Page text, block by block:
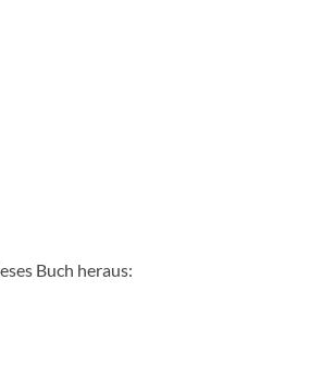
Buch heraus: